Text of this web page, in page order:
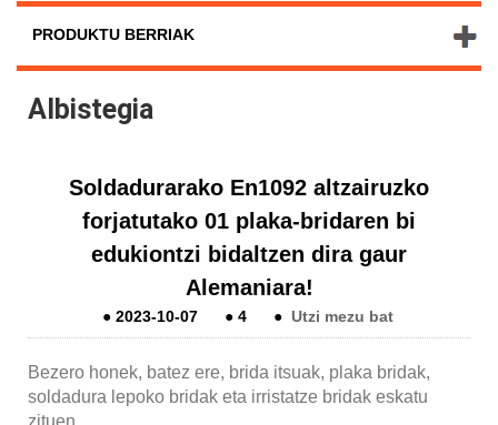
PRODUKTU BERRIAK
Albistegia
Soldadurarako En1092 altzairuzko
forjatutako 01 plaka-bridaren bi
edukiontzi bidaltzen dira gaur
Alemaniara!
●2023-10-07 ●4 ● Utzi mezu bat
Bezero honek, batez ere, brida itsuak, plaka bridak,
soldadura lepoko bridak eta irristatze bridak eskatu
zituen.